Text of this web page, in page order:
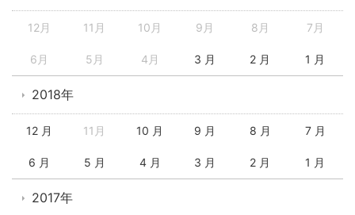
12月 11月 10月 9月 8月 7月
6月 5月 4月 3 月 2 月 1 月
2018年
12 月 11月 10 月 9 月 8 月 7 月
6 月 5 月 4 月 3 月 2 月 1 月
2017年